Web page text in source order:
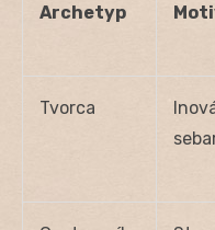
Archetyp
Tvorca